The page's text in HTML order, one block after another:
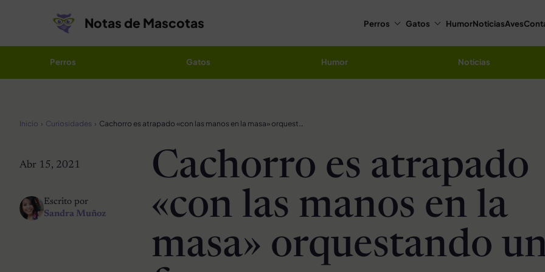
Notas de Mascotas Perros Gatos HumorNoticiasAves
Perros Gatos Humor Noticias
Inicio Curiosidades Cachorro es atrapado «con las manos en la masa» orquestando una fuga
Abr 15, 2021
Escrito por
Sandra Muñoz
Cachorro es atrapado
«con las manos en la
masa» orquestando